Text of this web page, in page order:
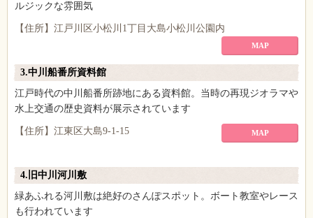
ルジックな雰囲気
【住所】江戸川区小松川1丁目大島小松川公園内
MAP
3.中川船番所資料館
江戸時代の中川船番所跡地にある資料館。当時の再現ジオラマや
水上交通の歴史資料が展示されています
【住所】江東区大島9-1-15 MAP
4.旧中川河川敷
緑あふれる河川敷は絶好のさんぽスポット。ボート教室やレース
も行われています